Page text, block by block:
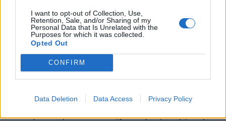
I want to opt-out of Collection, Use,
Retention, Sale, and/or Sharing of my
Personal Data that Is Unrelated with the
Purposes for which it was collected.
Opted Out
CONFIRM
Data Deletion Data Access Privacy Policy
ενταχθεί κανονικά στο πρόγραμμα.
Στην παλαιότητα του ακινήτου, λαμβάνεται υπόψη
το διάστημα που έχει μεσολαβήσει από την έκδοση
της οικοδομικής άδειας και όχι από την